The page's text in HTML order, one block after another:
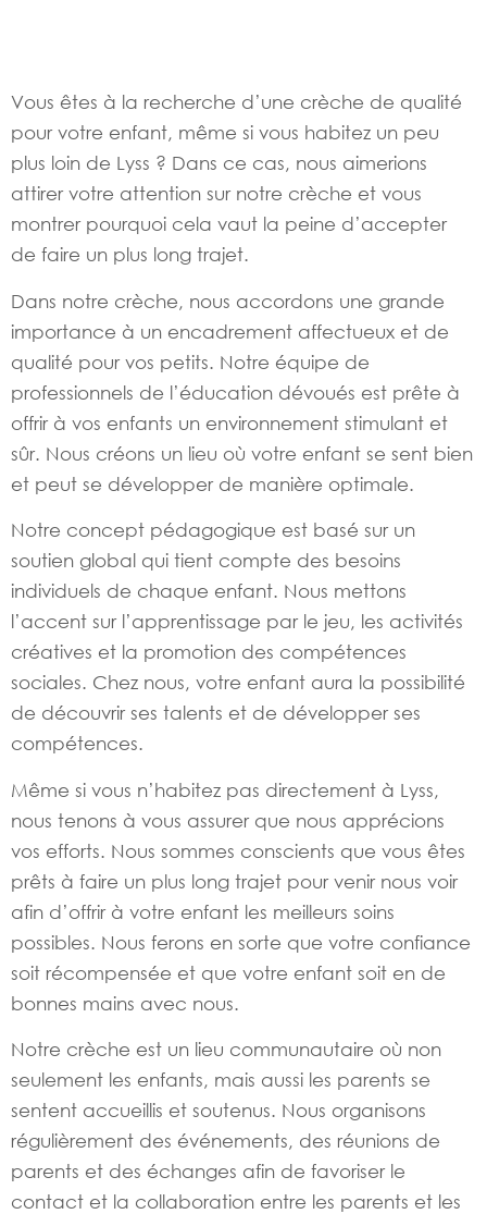
Vous êtes à la recherche d’une crèche de qualité
pour votre enfant, même si vous habitez un peu
plus loin de Lyss ? Dans ce cas, nous aimerions
attirer votre attention sur notre crèche et vous
montrer pourquoi cela vaut la peine d’accepter
de faire un plus long trajet.
Dans notre crèche, nous accordons une grande
importance à un encadrement affectueux et de
qualité pour vos petits. Notre équipe de
professionnels de l’éducation dévoués est prête à
offrir à vos enfants un environnement stimulant et
sûr. Nous créons un lieu où votre enfant se sent bien
et peut se développer de manière optimale.
Notre concept pédagogique est basé sur un
soutien global qui tient compte des besoins
individuels de chaque enfant. Nous mettons
l’accent sur l’apprentissage par le jeu, les activités
créatives et la promotion des compétences
sociales. Chez nous, votre enfant aura la possibilité
de découvrir ses talents et de développer ses
compétences.
Même si vous n’habitez pas directement à Lyss,
nous tenons à vous assurer que nous apprécions
vos efforts. Nous sommes conscients que vous êtes
prêts à faire un plus long trajet pour venir nous voir
afin d’offrir à votre enfant les meilleurs soins
possibles. Nous ferons en sorte que votre confiance
soit récompensée et que votre enfant soit en de
bonnes mains avec nous.
Notre crèche est un lieu communautaire où non
seulement les enfants, mais aussi les parents se
sentent accueillis et soutenus. Nous organisons
régulièrement des événements, des réunions de
parents et des échanges afin de favoriser le
contact et la collaboration entre les parents et les